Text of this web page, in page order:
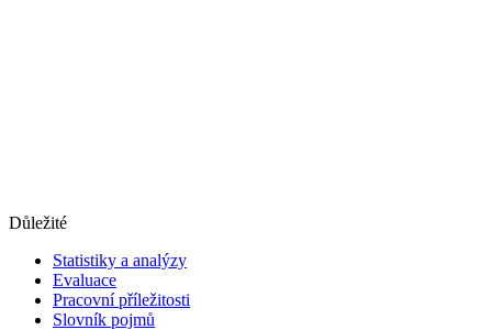
Důležité
Statistiky a analýzy
Evaluace
Pracovní příležitosti
Slovník pojmů